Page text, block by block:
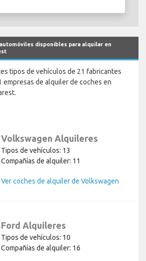
disponibles para alquilar en
tipos de vehículos de 21 fabricantes
empresas de alquiler de coches en
Volkswagen Alquileres
Tipos de vehículos: 13
Compañías de alquiler: 11
Ver coches de alquiler de Volkswagen
Ford Alquileres
Tipos de vehículos: 10
Compañías de alquiler: 16